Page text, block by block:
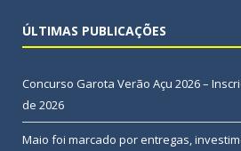
ÚLTIMAS PUBLICAÇÕES
Concurso Garota Verão Açu 2026 –
de 2026
Maio foi marcado por entregas,